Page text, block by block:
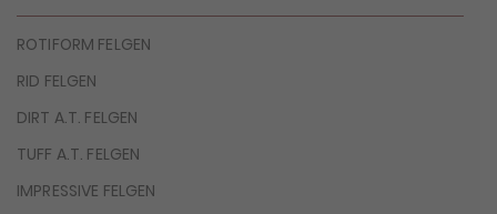
ROTIFORM FELGEN
RID FELGEN
DIRT A.T. FELGEN
TUFF A.T. FELGEN
IMPRESSIVE FELGEN